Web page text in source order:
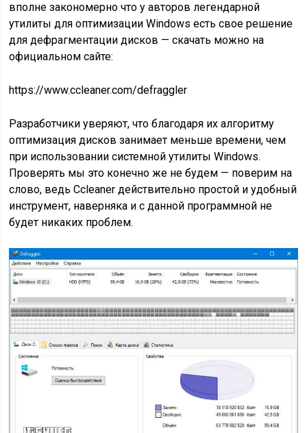
вполне закономерно что у авторов легендарной
утилиты для оптимизации Windows есть свое решение
для дефрагментации дисков — скачать можно на
официальном сайте:
https://www.ccleaner.com/defraggler
Разработчики уверяют, что благодаря их алгоритму
оптимизация дисков занимает меньше времени, чем
при использовании системной утилиты Windows.
Проверять мы это конечно же не будем — поверим на
слово, ведь Ccleaner действительно простой и удобный
инструмент, наверняка и с данной программной не
будет никаких проблем.